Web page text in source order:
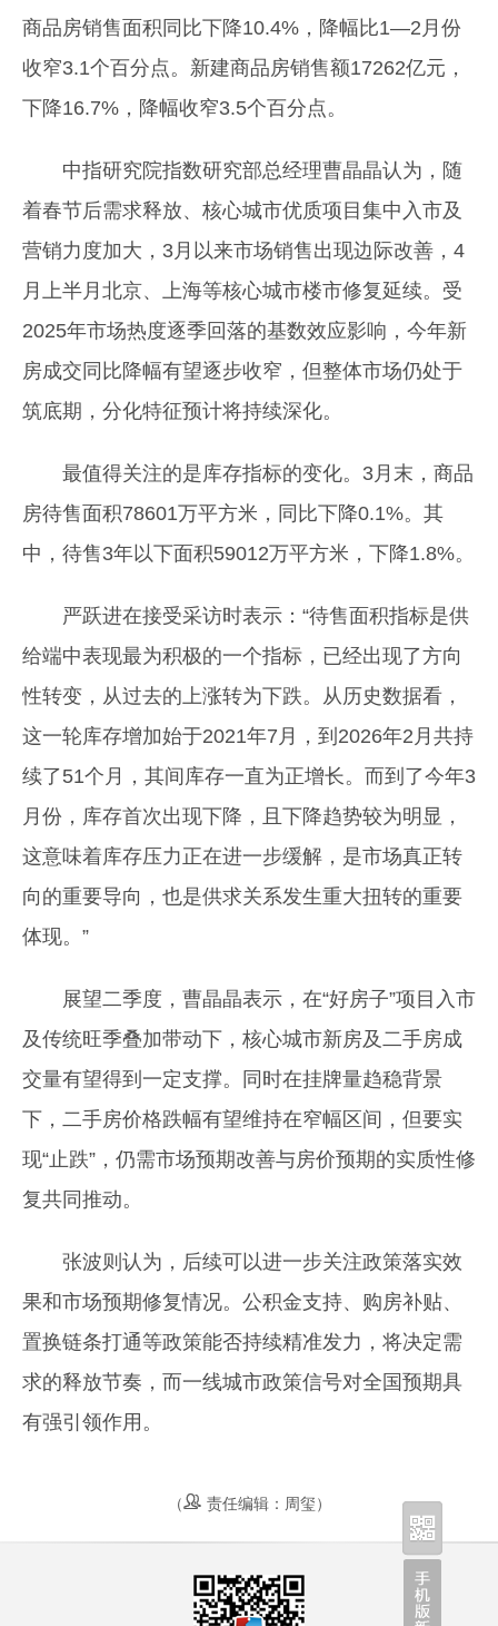
商品房销售面积同比下降10.4%，降幅比1—2月份
收窄3.1个百分点。新建商品房销售额17262亿元，
下降16.7%，降幅收窄3.5个百分点。
中指研究院指数研究部总经理曹晶晶认为，随
着春节后需求释放、核心城市优质项目集中入市及
营销力度加大，3月以来市场销售出现边际改善，4
月上半月北京、上海等核心城市楼市修复延续。受
2025年市场热度逐季回落的基数效应影响，今年新
房成交同比降幅有望逐步收窄，但整体市场仍处于
筑底期，分化特征预计将持续深化。
最值得关注的是库存指标的变化。3月末，商品
房待售面积78601万平方米，同比下降0.1%。其
中，待售3年以下面积59012万平方米，下降1.8%。
严跃进在接受采访时表示：“待售面积指标是供
给端中表现最为积极的一个指标，已经出现了方向
性转变，从过去的上涨转为下跌。从历史数据看，
这一轮库存增加始于2021年7月，到2026年2月共持
续了51个月，其间库存一直为正增长。而到了今年3
月份，库存首次出现下降，且下降趋势较为明显，
这意味着库存压力正在进一步缓解，是市场真正转
向的重要导向，也是供求关系发生重大扭转的重要
体现。”
展望二季度，曹晶晶表示，在“好房子”项目入市
及传统旺季叠加带动下，核心城市新房及二手房成
交量有望得到一定支撑。同时在挂牌量趋稳背景
下，二手房价格跌幅有望维持在窄幅区间，但要实
现“止跌”，仍需市场预期改善与房价预期的实质性修
复共同推动。
张波则认为，后续可以进一步关注政策落实效
果和市场预期修复情况。公积金支持、购房补贴、
置换链条打通等政策能否持续精准发力，将决定需
求的释放节奏，而一线城市政策信号对全国预期具
有强引领作用。
（ 责任编辑：周玺）